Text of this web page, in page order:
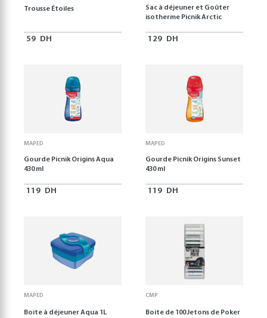
Trousse Étoiles
59 DH
Sac à déjeuner et Goûter
isotherme Picnik Arctic
129 DH
MAPED
Gourde Picnik Origins Aqua
430 ml
119 DH
MAPED
Gourde Picnik Origins Sunset
430 ml
119 DH
MAPED
Boite à déjeuner Aqua 1L
CMP
Boite de 100 Jetons de Poker